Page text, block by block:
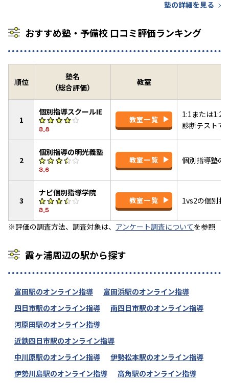
塾の詳細を見る
おすすめ塾・予備校 口コミ評価ランキング
順位
塾名
（総合評価）
教室
1
個別指導スクールIE
3.8
教室一覧
1:1または1:2
診断テストで
2
個別指導の明光義塾
3.6
教室一覧 個別指導塾の
3
ナビ個別指導学院
3.5
教室一覧 1vs2の個別指
※評価の調査方法、調査対象は、 アンケート調査についてを参照
霞ヶ浦周辺の駅から探す
富田駅のオンライン指導
富田浜駅のオンライン指導
四日市駅のオンライン指導
南四日市駅のオンライン指導
河原田駅のオンライン指導
近鉄四日市駅のオンライン指導
中川原駅のオンライン指導
伊勢松本駅のオンライン指導
伊勢川島駅のオンライン指導
高角駅のオンライン指導